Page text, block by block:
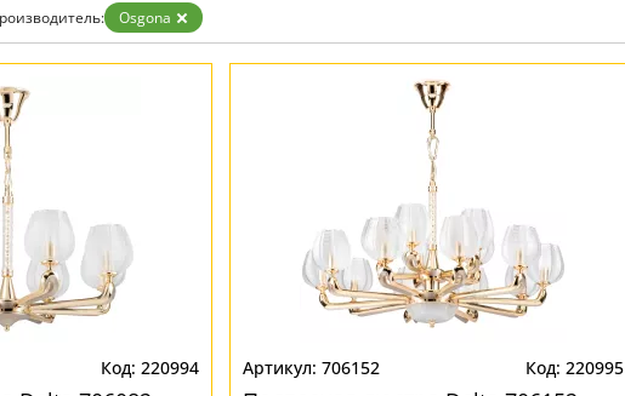
Osgona
220994 706152 220995